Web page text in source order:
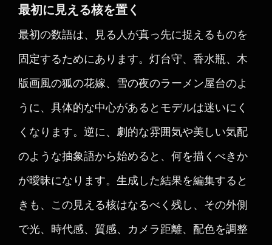
最初に見える核を置く
最初の数語は、見る人が真っ先に捉えるものを
固定するためにあります。灯台守、香水瓶、木
版画風の狐の花嫁、雪の夜のラーメン屋台のよ
うに、具体的な中心があるとモデルは迷いにく
くなります。逆に、劇的な雰囲気や美しい気配
のような抽象語から始めると、何を描くべきか
が曖昧になります。生成した結果を編集すると
きも、この見える核はなるべく残し、その外側
で光、時代感、質感、カメラ距離、配色を調整